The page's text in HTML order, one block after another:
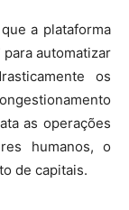
a plataforma
para automatizar
os
as operações
humanos, o
de capitais.